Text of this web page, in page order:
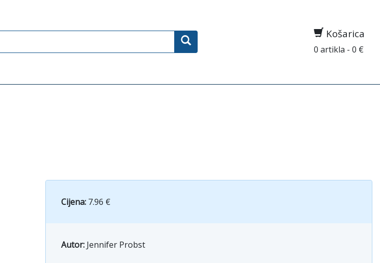
Košarica
0 artikla - 0 €
Cijena: 7.96 €
Autor: Jennifer Probst